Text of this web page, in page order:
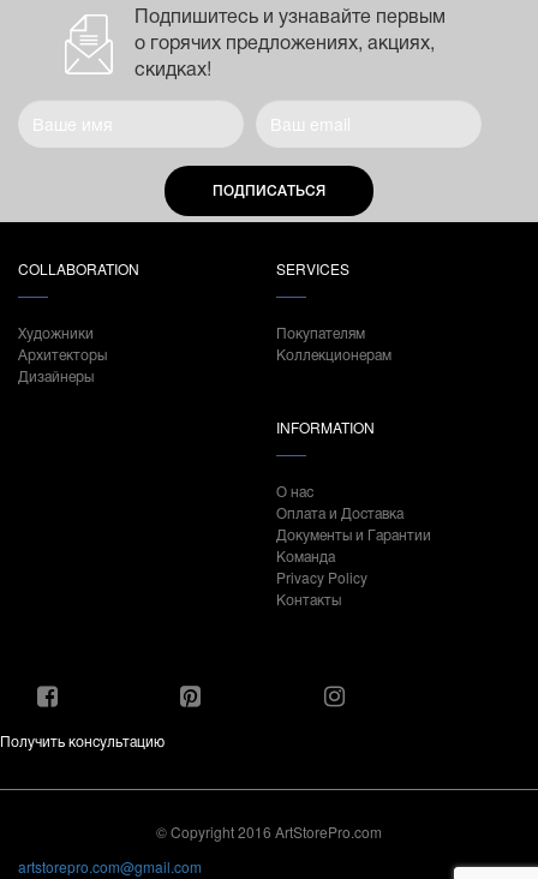
Подпишитесь и узнавайте первым
о горячих предложениях, акциях,
скидках!
ПОДПИСАТЬСЯ
COLLABORATION
Художники
Архитекторы
Дизайнеры
SERVICES
Покупателям
Коллекционерам
INFORMATION
О нас
Оплата и Доставка
Документы и Гарантии
Команда
Privacy Policy
Контакты
Получить консультацию
© Copyright 2016 ArtStorePro.com
artstorepro.com@gmail.com